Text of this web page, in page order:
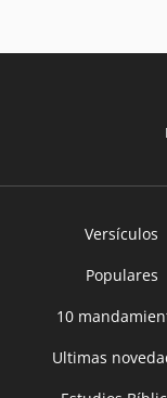
Versículos
Populares
10
Ultimas